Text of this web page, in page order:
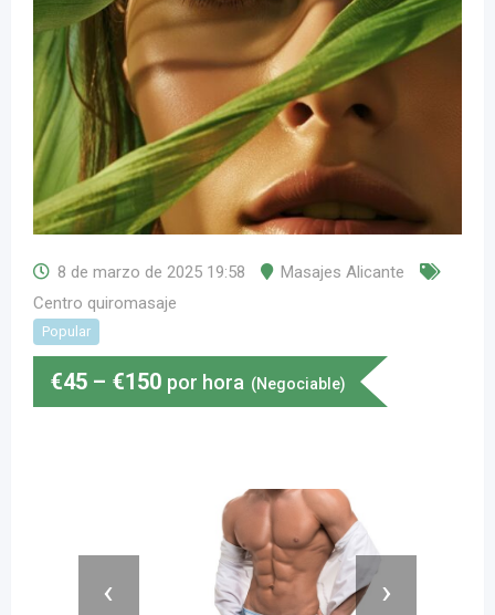
8 de marzo de 2025 19:58
Masajes Alicante
Centro quiromasaje
Popular
€45 – €150 por hora (Negociable)
‹ ›